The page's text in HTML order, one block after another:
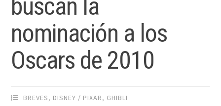
buscan la
nominación a los
Oscars de 2010
BREVES, DISNEY / PIXAR, GHIBLI